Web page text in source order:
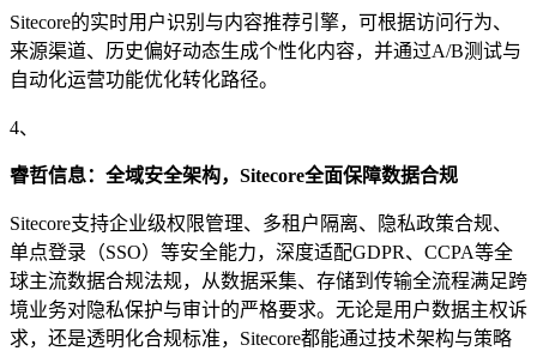
Sitecore的实时用户识别与内容推荐引擎，可根据访问行为、
来源渠道、历史偏好动态生成个性化内容，并通过A/B测试与
自动化运营功能优化转化路径。
4、
睿哲信息：全域安全架构， Sitecore全面保障数据合规
Sitecore支持企业级权限管理、多租户隔离、隐私政策合规、
单点登录（SSO）等安全能力，深度适配GDPR、CCPA等全
球主流数据合规法规，从数据采集、存储到传输全流程满足跨
境业务对隐私保护与审计的严格要求。无论是用户数据主权诉
求，还是透明化合规标准，Sitecore都能通过技术架构与策略